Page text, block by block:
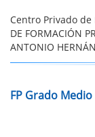
Centro Privado de
DE FORMACIÓN
ANTONIO
FP Grado